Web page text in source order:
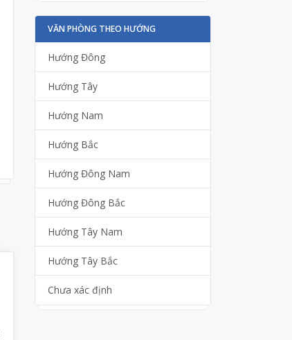
VĂN PHÒNG THEO HƯỚNG
Hướng Đông
Hướng Tây
Hướng Nam
Hướng Bắc
Hướng Đông Nam
Hướng Đông Bắc
Hướng Tây Nam
Hướng Tây Bắc
Chưa xác định